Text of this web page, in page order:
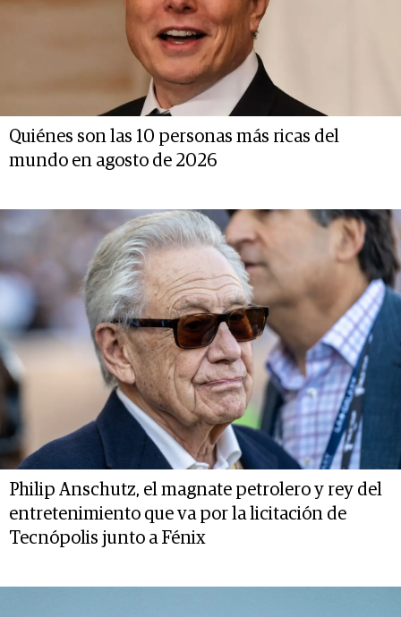
Quiénes son las 10 personas más ricas del
mundo en agosto de 2026
Philip Anschutz, el magnate petrolero y rey del
entretenimiento que va por la licitación de
Tecnópolis junto a Fénix